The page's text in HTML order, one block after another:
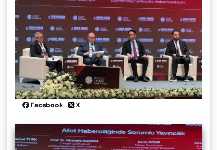
Facebook X